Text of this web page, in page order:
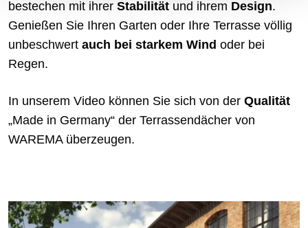
bestechen mit ihrer Stabilität und ihrem Design.
Genießen Sie Ihren Garten oder Ihre Terrasse völlig
unbeschwert auch bei starkem Wind oder bei
Regen.
In unserem Video können Sie sich von der Qualität
„Made in Germany“ der Terrassendächer von
WAREMA überzeugen.